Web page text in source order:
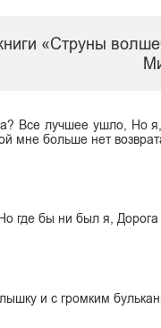
«Струны
Все лучшее ушло, Но
мне больше нет
где бы ни был я,
и с громким